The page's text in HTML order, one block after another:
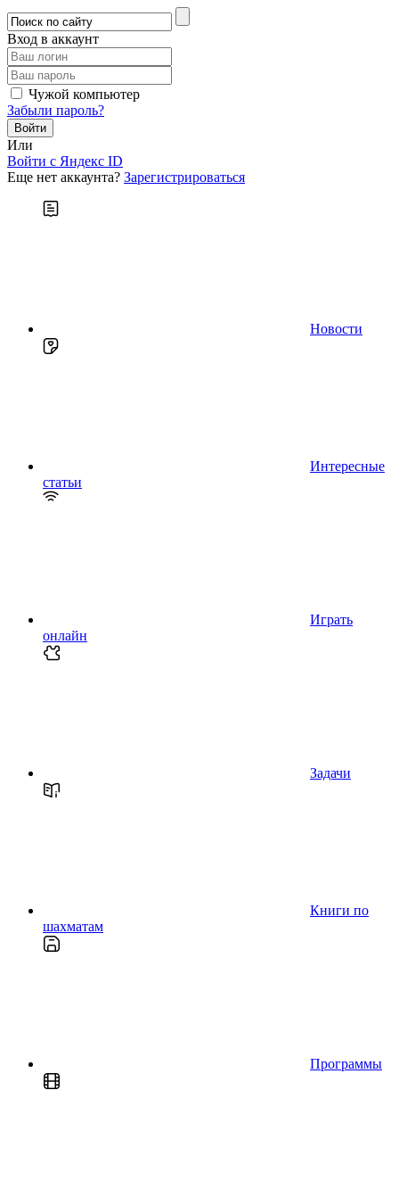
Вход в аккаунт
Чужой компьютер
Забыли пароль?
Или
Войти c Яндекс ID
Еще нет аккаунта? Зарегистрироваться
Новости
Интересные
статьи
Играть
онлайн
Задачи
Книги по
шахматам
Программы